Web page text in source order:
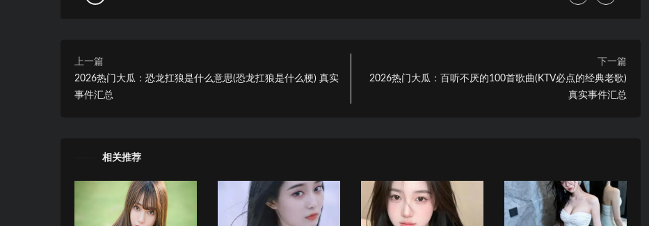
上一篇
2026热门大瓜：恐龙扛狼是什么意思(恐龙扛狼是什么梗) 真实
事件汇总
下一篇
2026热门大瓜：百听不厌的100首歌曲(KTV必点的经典老歌)
真实事件汇总
相关推荐